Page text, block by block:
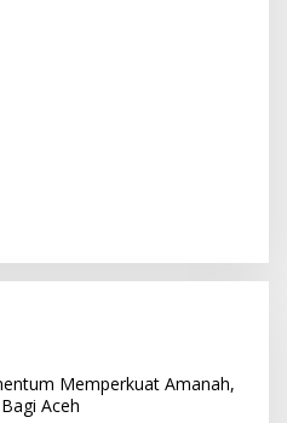
Memperkuat Amanah,
Aceh